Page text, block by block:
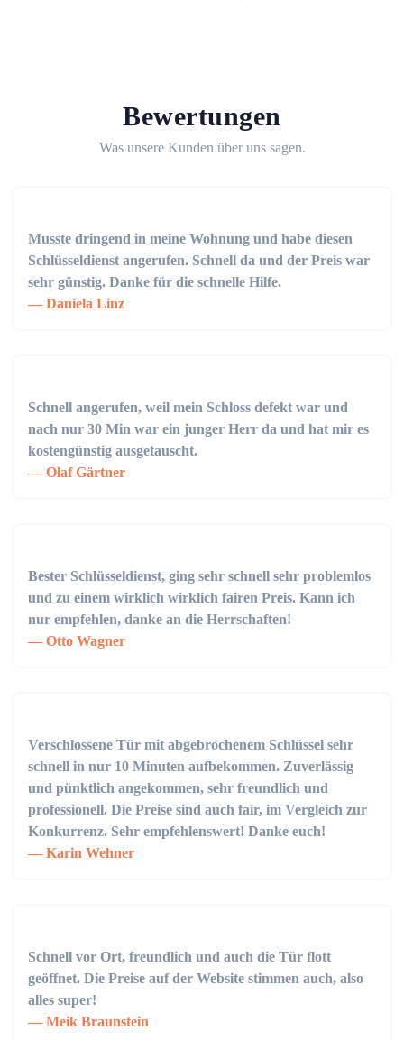
Bewertungen
Was unsere Kunden über uns sagen.
Musste dringend in meine Wohnung und habe diesen
Schlüsseldienst angerufen. Schnell da und der Preis war
sehr günstig. Danke für die schnelle Hilfe.
Daniela Linz
Schnell angerufen, weil mein Schloss defekt war und
nach nur 30 Min war ein junger Herr da und hat mir es
kostengünstig ausgetauscht.
Olaf Gärtner
Bester Schlüsseldienst, ging sehr schnell sehr problemlos
und zu einem wirklich wirklich fairen Preis. Kann ich
nur empfehlen, danke an die Herrschaften!
Otto Wagner
Verschlossene Tür mit abgebrochenem Schlüssel sehr
schnell in nur 10 Minuten aufbekommen. Zuverlässig
und pünktlich angekommen, sehr freundlich und
professionell. Die Preise sind auch fair, im Vergleich zur
Konkurrenz. Sehr empfehlenswert! Danke euch!
Karin Wehner
Schnell vor Ort, freundlich und auch die Tür flott
geöffnet. Die Preise auf der Website stimmen auch, also
alles super!
Meik Braunstein